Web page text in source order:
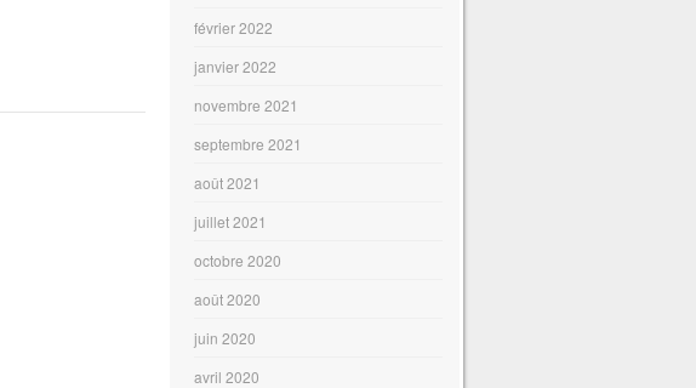
février 2022
janvier 2022
novembre 2021
septembre 2021
août 2021
juillet 2021
octobre 2020
août 2020
juin 2020
avril 2020